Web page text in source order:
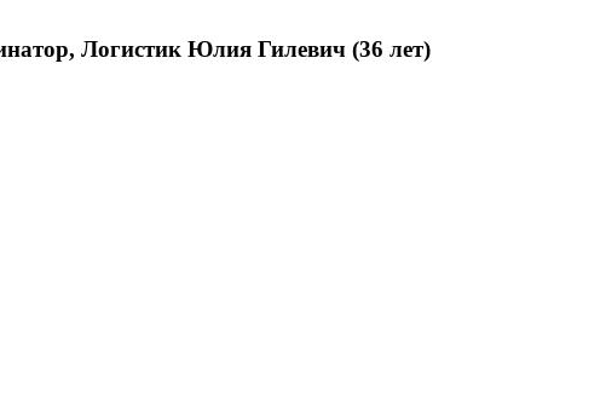
Логистик Юлия Гилевич (36 лет)